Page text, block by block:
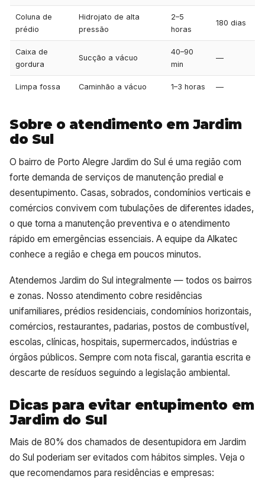
Coluna de
prédio
Hidrojato de alta
pressão
2–5
horas
180 dias
Caixa de
gordura
Sucção a vácuo
40–90
min
—
Limpa fossa Caminhão a vácuo 1–3 horas —
Sobre o atendimento em Jardim
do Sul
O bairro de Porto Alegre Jardim do Sul é uma região com
forte demanda de serviços de manutenção predial e
desentupimento. Casas, sobrados, condomínios verticais e
comércios convivem com tubulações de diferentes idades,
o que torna a manutenção preventiva e o atendimento
rápido em emergências essenciais. A equipe da Alkatec
conhece a região e chega em poucos minutos.
Atendemos Jardim do Sul integralmente — todos os bairros
e zonas. Nosso atendimento cobre residências
unifamiliares, prédios residenciais, condomínios horizontais,
comércios, restaurantes, padarias, postos de combustível,
escolas, clínicas, hospitais, supermercados, indústrias e
órgãos públicos. Sempre com nota fiscal, garantia escrita e
descarte de resíduos seguindo a legislação ambiental.
Dicas para evitar entupimento em
Jardim do Sul
Mais de 80% dos chamados de desentupidora em Jardim
do Sul poderiam ser evitados com hábitos simples. Veja o
que recomendamos para residências e empresas: